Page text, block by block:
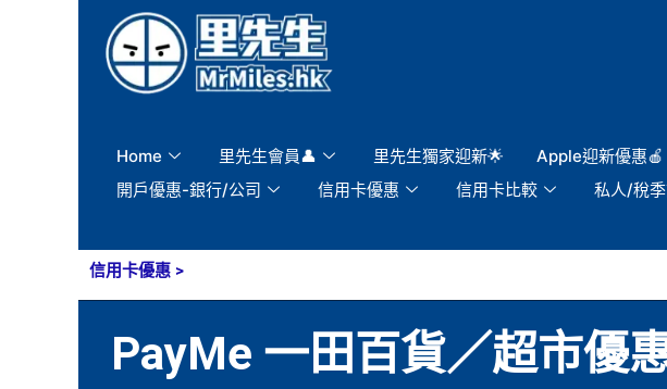
Home 里先生會員👤 里先生獨家迎新🌟 Apple迎新優惠🍎
開戶優惠-銀行/公司
信用卡優惠 信用卡比較 私人/稅
信用卡優惠 >
PayMe 一田百貨／超市優